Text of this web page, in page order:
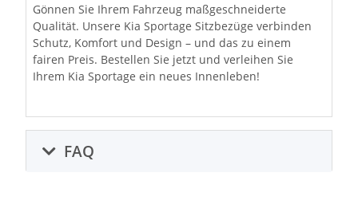
Gönnen Sie Ihrem Fahrzeug maßgeschneiderte
Qualität. Unsere Kia Sportage Sitzbezüge verbinden
Schutz, Komfort und Design – und das zu einem
fairen Preis. Bestellen Sie jetzt und verleihen Sie
Ihrem Kia Sportage ein neues Innenleben!
FAQ